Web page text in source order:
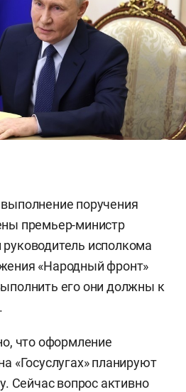
поручения
премьер-министр
руководитель исполкома
«Народный фронт»
его они должны к
что оформление
«Госуслугах» планируют
Сейчас вопрос активно